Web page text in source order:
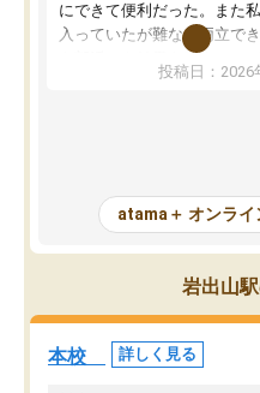
にできて便利だった。また
入っていたが難なく両立で
も部活でも結果を残すこと
かった。また問題演習の際
が、自分で自分の管理がで
とっては難しい部分もある
かと思った。
投稿日：2026
atama＋ オンライ
岩出山
本校 詳しく見る